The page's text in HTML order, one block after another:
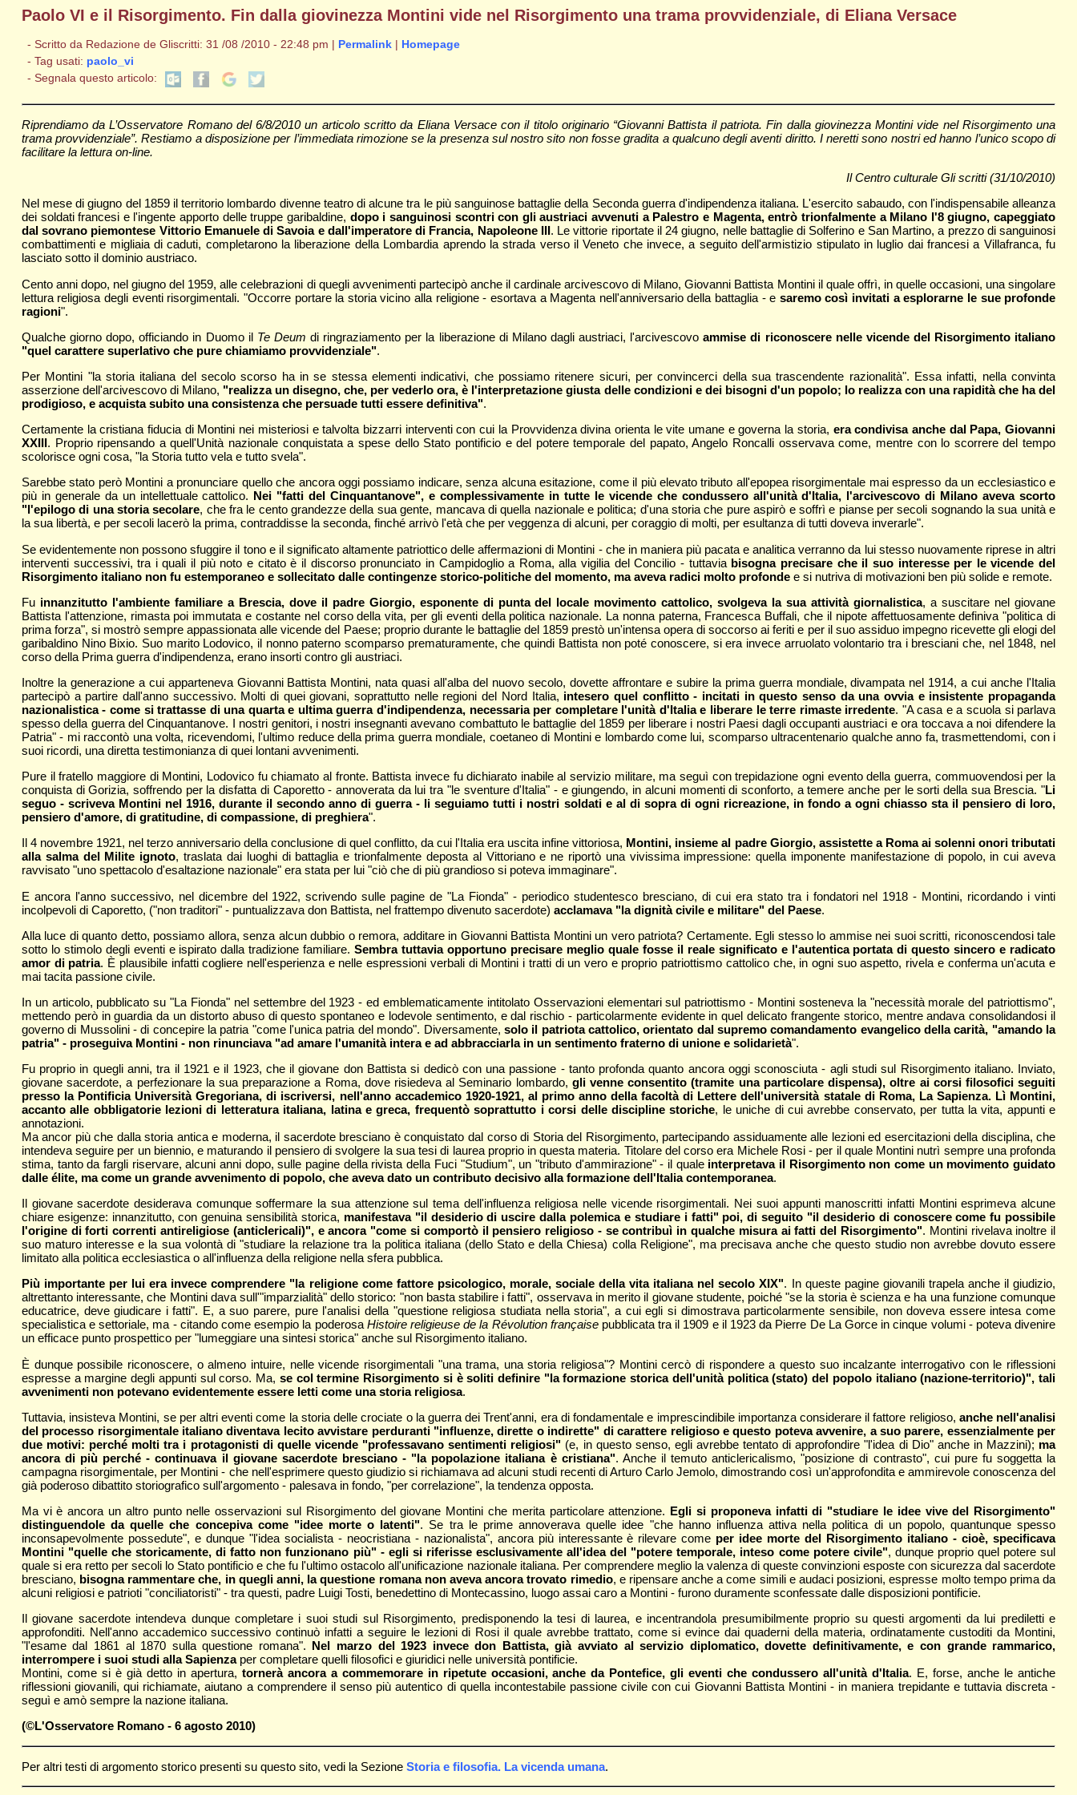
Paolo VI e il Risorgimento. Fin dalla giovinezza Montini vide nel Risorgimento una trama provvidenziale, di Eliana Versace
- Scritto da Redazione de Gliscritti: 31 /08 /2010 - 22:48 pm | Permalink| Homepage
- Tag usati: paolo_vi
- Segnala questo articolo:
Riprendiamo da L’Osservatore Romano del 6/8/2010 un articolo scritto da Eliana Versace con il titolo originario “Giovanni Battista il patriota. Fin dalla giovinezza Montini vide nel Risorgimento una
trama provvidenziale”. Restiamo a disposizione per l’immediata rimozione se la presenza sul nostro sito non fosse gradita a qualcuno degli aventi diritto. I neretti sono nostri ed hanno l’unico scopo di
facilitare la lettura on-line.
Il Centro culturale Gli scritti (31/10/2010)
Nel mese di giugno del 1859 il territorio lombardo divenne teatro di alcune tra le più sanguinose battaglie della Seconda guerra d'indipendenza italiana. L'esercito sabaudo, con l'indispensabile alleanza
dei soldati francesi e l'ingente apporto delle truppe garibaldine, dopo i sanguinosi scontri con gli austriaci avvenuti a Palestro e Magenta, entrò trionfalmente a Milano l'8 giugno, capeggiato
dal sovrano piemontese Vittorio Emanuele di Savoia e dall'imperatore di Francia, Napoleone III . Le vittorie riportate il 24 giugno, nelle battaglie di Solferino e San Martino, a prezzo di sanguinosi
combattimenti e migliaia di caduti, completarono la liberazione della Lombardia aprendo la strada verso il Veneto che invece, a seguito dell'armistizio stipulato in luglio dai francesi a Villafranca, fu
lasciato sotto il dominio austriaco.
Cento anni dopo, nel giugno del 1959, alle celebrazioni di quegli avvenimenti partecipò anche il cardinale arcivescovo di Milano, Giovanni Battista Montini il quale offrì, in quelle occasioni, una singolare
lettura religiosa degli eventi risorgimentali. "Occorre portare la storia vicino alla religione - esortava a Magenta nell'anniversario della battaglia - e saremo così invitati a esplorarne le sue profonde
ragioni".
Qualche giorno dopo, officiando in Duomo il Te Deum di ringraziamento per la liberazione di Milano dagli austriaci, l'arcivescovoammise di riconoscere nelle vicende del Risorgimento italiano
"quel carattere superlativo che pure chiamiamo provvidenziale".
Per Montini "la storia italiana del secolo scorso ha in se stessa elementi indicativi, che possiamo ritenere sicuri, per convincerci della sua trascendente razionalità". Essa infatti, nella convinta
asserzione dell'arcivescovo di Milano, "realizza un disegno, che, per vederlo ora, è l'interpretazione giusta delle condizioni e dei bisogni d'un popolo; lo realizza con una rapidità che ha del
prodigioso, e acquista subito una consistenza che persuade tutti essere definitiva".
Certamente la cristiana fiducia di Montini nei misteriosi e talvolta bizzarri interventi con cui la Provvidenza divina orienta le vite umane e governa la storia, era condivisa anche dal Papa, Giovanni
XXIII. Proprio ripensando a quell'Unità nazionale conquistata a spese dello Stato pontificio e del potere temporale del papato, Angelo Roncalli osservava come, mentre con lo scorrere del tempo
scolorisce ogni cosa, "la Storia tutto vela e tutto svela".
Sarebbe stato però Montini a pronunciare quello che ancora oggi possiamo indicare, senza alcuna esitazione, come il più elevato tributo all'epopea risorgimentale mai espresso da un ecclesiastico e
più in generale da un intellettuale cattolico. Nei "fatti del Cinquantanove", e complessivamente in tutte le vicende che condussero all'unità d'Italia, l'arcivescovo di Milano aveva scorto
"l'epilogo di una storia secolare, che fra le cento grandezze della sua gente, mancava di quella nazionale e politica; d'una storia che pure aspirò e soffrì e pianse per secoli sognando la sua unità e
la sua libertà, e per secoli lacerò la prima, contraddisse la seconda, finché arrivò l'età che per veggenza di alcuni, per coraggio di molti, per esultanza di tutti doveva inverarle".
Se evidentemente non possono sfuggire il tono e il significato altamente patriottico delle affermazioni di Montini - che in maniera più pacata e analitica verranno da lui stesso nuovamente riprese in altri
interventi successivi, tra i quali il più noto e citato è il discorso pronunciato in Campidoglio a Roma, alla vigilia del Concilio - tuttavia bisogna precisare che il suo interesse per le vicende del
Risorgimento italiano non fu estemporaneo e sollecitato dalle contingenze storico-politiche del momento, ma aveva radici molto profondee si nutriva di motivazioni ben più solide e remote.
Fu innanzitutto l'ambiente familiare a Brescia, dove il padre Giorgio, esponente di punta del locale movimento cattolico, svolgeva la sua attività giornalistica, a suscitare nel giovane
Battista l'attenzione, rimasta poi immutata e costante nel corso della vita, per gli eventi della politica nazionale. La nonna paterna, Francesca Buffali, che il nipote affettuosamente definiva "politica di
prima forza", si mostrò sempre appassionata alle vicende del Paese; proprio durante le battaglie del 1859 prestò un'intensa opera di soccorso ai feriti e per il suo assiduo impegno ricevette gli elogi del
garibaldino Nino Bixio. Suo marito Lodovico, il nonno paterno scomparso prematuramente, che quindi Battista non poté conoscere, si era invece arruolato volontario tra i bresciani che, nel 1848, nel
corso della Prima guerra d'indipendenza, erano insorti contro gli austriaci.
Inoltre la generazione a cui apparteneva Giovanni Battista Montini, nata quasi all'alba del nuovo secolo, dovette affrontare e subire la prima guerra mondiale, divampata nel 1914, a cui anche l'Italia
partecipò a partire dall'anno successivo. Molti di quei giovani, soprattutto nelle regioni del Nord Italia, intesero quel conflitto - incitati in questo senso da una ovvia e insistente propaganda
nazionalistica - come si trattasse di una quarta e ultima guerra d'indipendenza, necessaria per completare l'unità d'Italia e liberare le terre rimaste irredente. "A casa e a scuola si parlava
spesso della guerra del Cinquantanove. I nostri genitori, i nostri insegnanti avevano combattuto le battaglie del 1859 per liberare i nostri Paesi dagli occupanti austriaci e ora toccava a noi difendere la
Patria" - mi raccontò una volta, ricevendomi, l'ultimo reduce della prima guerra mondiale, coetaneo di Montini e lombardo come lui, scomparso ultracentenario qualche anno fa, trasmettendomi, con i
suoi ricordi, una diretta testimonianza di quei lontani avvenimenti.
Pure il fratello maggiore di Montini, Lodovico fu chiamato al fronte. Battista invece fu dichiarato inabile al servizio militare, ma seguì con trepidazione ogni evento della guerra, commuovendosi per la
conquista di Gorizia, soffrendo per la disfatta di Caporetto - annoverata da lui tra "le sventure d'Italia" - e giungendo, in alcuni momenti di sconforto, a temere anche per le sorti della sua Brescia. "Li
seguo - scriveva Montini nel 1916, durante il secondo anno di guerra - li seguiamo tutti i nostri soldati e al di sopra di ogni ricreazione, in fondo a ogni chiasso sta il pensiero di loro,
pensiero d'amore, di gratitudine, di compassione, di preghiera".
Il 4 novembre 1921, nel terzo anniversario della conclusione di quel conflitto, da cui l'Italia era uscita infine vittoriosa, Montini, insieme al padre Giorgio, assistette a Roma ai solenni onori tributati
alla salma del Milite ignoto, traslata dai luoghi di battaglia e trionfalmente deposta al Vittoriano e ne riportò una vivissima impressione: quella imponente manifestazione di popolo, in cui aveva
ravvisato "uno spettacolo d'esaltazione nazionale" era stata per lui "ciò che di più grandioso si poteva immaginare".
E ancora l'anno successivo, nel dicembre del 1922, scrivendo sulle pagine de "La Fionda" - periodico studentesco bresciano, di cui era stato tra i fondatori nel 1918 - Montini, ricordando i vinti
incolpevoli di Caporetto, ("non traditori" - puntualizzava don Battista, nel frattempo divenuto sacerdote) acclamava "la dignità civile e militare" del Paese.
Alla luce di quanto detto, possiamo allora, senza alcun dubbio o remora, additare in Giovanni Battista Montini un vero patriota? Certamente. Egli stesso lo ammise nei suoi scritti, riconoscendosi tale
sotto lo stimolo degli eventi e ispirato dalla tradizione familiare.Sembra tuttavia opportuno precisare meglio quale fosse il reale significato e l'autentica portata di questo sincero e radicato
amor di patria. È plausibile infatti cogliere nell'esperienza e nelle espressioni verbali di Montini i tratti di un vero e proprio patriottismo cattolico che, in ogni suo aspetto, rivela e conferma un'acuta e
mai tacita passione civile.
In un articolo, pubblicato su "La Fionda" nel settembre del 1923 - ed emblematicamente intitolato Osservazioni elementari sul patriottismo - Montini sosteneva la "necessità morale del patriottismo",
mettendo però in guardia da un distorto abuso di questo spontaneo e lodevole sentimento, e dal rischio - particolarmente evidente in quel delicato frangente storico, mentre andava consolidandosi il
governo di Mussolini - di concepire la patria "come l'unica patria del mondo". Diversamente, solo il patriota cattolico, orientato dal supremo comandamento evangelico della carità, "amando la
patria" - proseguiva Montini - non rinunciava "ad amare l'umanità intera e ad abbracciarla in un sentimento fraterno di unione e solidarietà".
Fu proprio in quegli anni, tra il 1921 e il 1923, che il giovane don Battista si dedicò con una passione - tanto profonda quanto ancora oggi sconosciuta - agli studi sul Risorgimento italiano. Inviato,
giovane sacerdote, a perfezionare la sua preparazione a Roma, dove risiedeva al Seminario lombardo, gli venne consentito (tramite una particolare dispensa), oltre ai corsi filosofici seguiti
presso la Pontificia Università Gregoriana, di iscriversi, nell'anno accademico 1920-1921, al primo anno della facoltà di Lettere dell'università statale di Roma, La Sapienza. Lì Montini,
accanto alle obbligatorie lezioni di letteratura italiana, latina e greca, frequentò soprattutto i corsi delle discipline storiche, le uniche di cui avrebbe conservato, per tutta la vita, appunti e
annotazioni.
Ma ancor più che dalla storia antica e moderna, il sacerdote bresciano è conquistato dal corso di Storia del Risorgimento, partecipando assiduamente alle lezioni ed esercitazioni della disciplina, che
intendeva seguire per un biennio, e maturando il pensiero di svolgere la sua tesi di laurea proprio in questa materia. Titolare del corso era Michele Rosi - per il quale Montini nutrì sempre una profonda
stima, tanto da fargli riservare, alcuni anni dopo, sulle pagine della rivista della Fuci "Studium", un "tributo d'ammirazione" - il quale interpretava il Risorgimento non come un movimento guidato
dalle élite, ma come un grande avvenimento di popolo, che aveva dato un contributo decisivo alla formazione dell'Italia contemporanea.
Il giovane sacerdote desiderava comunque soffermare la sua attenzione sul tema dell'influenza religiosa nelle vicende risorgimentali. Nei suoi appunti manoscritti infatti Montini esprimeva alcune
chiare esigenze: innanzitutto, con genuina sensibilità storica, manifestava "il desiderio di uscire dalla polemica e studiare i fatti" poi, di seguito "il desiderio di conoscere come fu possibile
l'origine di forti correnti antireligiose (anticlericali)", e ancora "come si comportò il pensiero religioso - se contribuì in qualche misura ai fatti del Risorgimento". Montini rivelava inoltre il
suo maturo interesse e la sua volontà di "studiare la relazione tra la politica italiana (dello Stato e della Chiesa) colla Religione", ma precisava anche che questo studio non avrebbe dovuto essere
limitato alla politica ecclesiastica o all'influenza della religione nella sfera pubblica.
Più importante per lui era invece comprendere "la religione come fattore psicologico, morale, sociale della vita italiana nel secolo XIX". In queste pagine giovanili trapela anche il giudizio,
altrettanto interessante, che Montini dava sull'"imparzialità" dello storico: "non basta stabilire i fatti", osservava in merito il giovane studente, poiché "se la storia è scienza e ha una funzione comunque
educatrice, deve giudicare i fatti". E, a suo parere, pure l'analisi della "questione religiosa studiata nella storia", a cui egli si dimostrava particolarmente sensibile, non doveva essere intesa come
specialistica e settoriale, ma - citando come esempio la poderosaHistoire religieuse de la Révolution françaisepubblicata tra il 1909 e il 1923 da Pierre De La Gorce in cinque volumi - poteva divenire
un efficace punto prospettico per "lumeggiare una sintesi storica" anche sul Risorgimento italiano.
È dunque possibile riconoscere, o almeno intuire, nelle vicende risorgimentali "una trama, una storia religiosa"? Montini cercò di rispondere a questo suo incalzante interrogativo con le riflessioni
espresse a margine degli appunti sul corso. Ma, se col termine Risorgimento si è soliti definire "la formazione storica dell'unità politica (stato) del popolo italiano (nazione-territorio)", tali
avvenimenti non potevano evidentemente essere letti come una storia religiosa.
Tuttavia, insisteva Montini, se per altri eventi come la storia delle crociate o la guerra dei Trent'anni, era di fondamentale e imprescindibile importanza considerare il fattore religioso, anche nell'analisi
del processo risorgimentale italiano diventava lecito avvistare perduranti "influenze, dirette o indirette" di carattere religioso e questo poteva avvenire, a suo parere, essenzialmente per
due motivi: perché molti tra i protagonisti di quelle vicende "professavano sentimenti religiosi" (e, in questo senso, egli avrebbe tentato di approfondire "l'idea di Dio" anche in Mazzini); ma
ancora di più perché - continuava il giovane sacerdote bresciano - "la popolazione italiana è cristiana". Anche il temuto anticlericalismo, "posizione di contrasto", cui pure fu soggetta la
campagna risorgimentale, per Montini - che nell'esprimere questo giudizio si richiamava ad alcuni studi recenti di Arturo Carlo Jemolo, dimostrando così un'approfondita e ammirevole conoscenza del
già poderoso dibattito storiografico sull'argomento - palesava in fondo, "per correlazione", la tendenza opposta.
Ma vi è ancora un altro punto nelle osservazioni sul Risorgimento del giovane Montini che merita particolare attenzione. Egli si proponeva infatti di "studiare le idee vive del Risorgimento"
distinguendole da quelle che concepiva come "idee morte o latenti". Se tra le prime annoverava quelle idee "che hanno influenza attiva nella politica di un popolo, quantunque spesso
inconsapevolmente possedute", e dunque "l'idea socialista - neocristiana - nazionalista", ancora più interessante è rilevare come per idee morte del Risorgimento italiano - cioè, specificava
Montini "quelle che storicamente, di fatto non funzionano più" - egli si riferisse esclusivamente all'idea del "potere temporale, inteso come potere civile", dunque proprio quel potere sul
quale si era retto per secoli lo Stato pontificio e che fu l'ultimo ostacolo all'unificazione nazionale italiana. Per comprendere meglio la valenza di queste convinzioni esposte con sicurezza dal sacerdote
bresciano, bisogna rammentare che, in quegli anni, la questione romana non aveva ancora trovato rimedio, e ripensare anche a come simili e audaci posizioni, espresse molto tempo prima da
alcuni religiosi e patrioti "conciliatoristi" - tra questi, padre Luigi Tosti, benedettino di Montecassino, luogo assai caro a Montini - furono duramente sconfessate dalle disposizioni pontificie.
Il giovane sacerdote intendeva dunque completare i suoi studi sul Risorgimento, predisponendo la tesi di laurea, e incentrandola presumibilmente proprio su questi argomenti da lui prediletti e
approfonditi. Nell'anno accademico successivo continuò infatti a seguire le lezioni di Rosi il quale avrebbe trattato, come si evince dai quaderni della materia, ordinatamente custoditi da Montini,
"l'esame dal 1861 al 1870 sulla questione romana". Nel marzo del 1923 invece don Battista, già avviato al servizio diplomatico, dovette definitivamente, e con grande rammarico,
interrompere i suoi studi alla Sapienza per completare quelli filosofici e giuridici nelle università pontificie.
Montini, come si è già detto in apertura, tornerà ancora a commemorare in ripetute occasioni, anche da Pontefice, gli eventi che condussero all'unità d'Italia. E, forse, anche le antiche
riflessioni giovanili, qui richiamate, aiutano a comprendere il senso più autentico di quella incontestabile passione civile con cui Giovanni Battista Montini - in maniera trepidante e tuttavia discreta -
seguì e amò sempre la nazione italiana.
(©L'Osservatore Romano - 6 agosto 2010)
Per altri testi di argomento storico presenti su questo sito, vedi la Sezione Storia e filosofia. La vicenda umana.